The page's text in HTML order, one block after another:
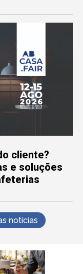
cliente?
e soluções
notícias